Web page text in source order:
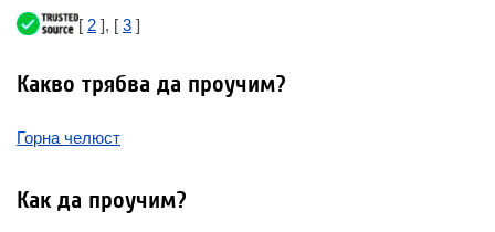
[ 2 ], [ 3 ]
Какво трябва да проучим?
Горна челюст
Как да проучим?